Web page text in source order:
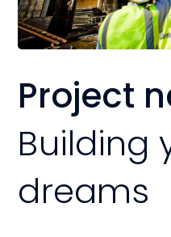
Project
Building
dreams